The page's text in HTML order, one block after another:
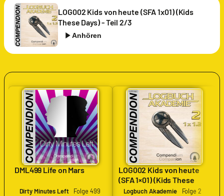
LOG002 Kids von heute (SFA 1x01) (Kids
These Days) - Teil 2/3
Anhören
DML499 Life on Mars
Dirty Minutes Left Folge 499
LOG002 Kids von heute
(SFA 1×01) (Kids These
Days) – Teil 2/3
Logbuch Akademie Folge 2